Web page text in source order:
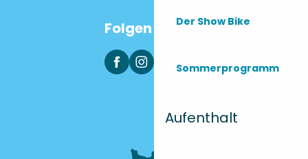
Der Show Bike
Sommerprogramm
Aufenthalt
Folgen Sie uns